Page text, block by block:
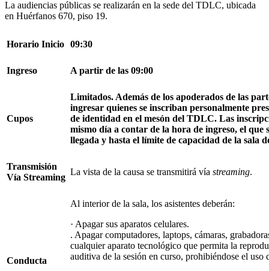
La audiencias públicas se realizarán en la sede del TDLC, ubicada
en Huérfanos 670, piso 19.
Horario Inicio 09:30
Ingreso A partir de las 09:00
Cupos
Limitados. Además de los apoderados de las
ingresar quienes se inscriban personalmente
de identidad en el mesón del TDLC. Las
mismo día a contar de la hora de ingreso, el que
llegada y hasta el límite de capacidad de la sala
Transmisión
Vía Streaming
La vista de la causa se transmitirá vía streaming.
Conducta
Al interior de la sala, los asistentes deberán:
· Apagar sus aparatos celulares.
. Apagar computadores, laptops, cámaras,
cualquier aparato tecnológico que permita la
auditiva de la sesión en curso, prohibiéndose el uso